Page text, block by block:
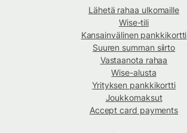
Lähetä rahaa ulkomaille
Wise-tili
Kansainvälinen pankkikortti
Suuren summan siirto
Vastaanota rahaa
Wise-alusta
Yrityksen pankkikortti
Joukkomaksut
Accept card payments